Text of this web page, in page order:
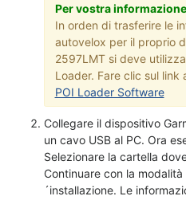
Per vostra informazione
In orden di trasferire le
autovelox per il proprio
2597LMT si deve
Loader. Fare clic sul
POI Loader Software
Collegare il dispositivo
un cavo USB al PC. Ora
Selezionare la cartella
Continuare con la
´installazione. Le